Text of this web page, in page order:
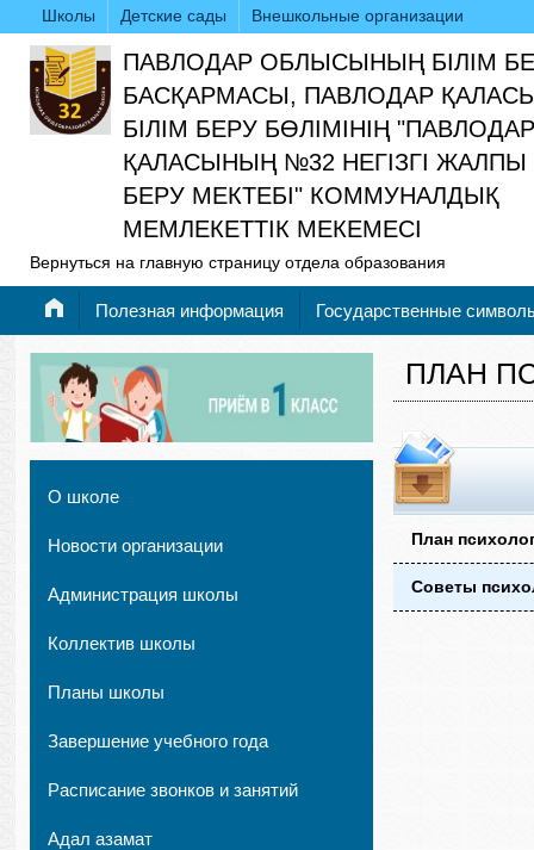
Школы Детские сады Внешкольные организации
ПАВЛОДАР ОБЛЫСЫНЫҢ БІЛІМ
БАСҚАРМАСЫ, ПАВЛОДАР
БІЛІМ БЕРУ БӨЛІМІНІҢ "ПАВЛОДАР
ҚАЛАСЫНЫҢ №32 НЕГІЗГІ ЖАЛПЫ
БЕРУ МЕКТЕБІ" КОММУНАЛДЫҚ
МЕМЛЕКЕТТІК МЕКЕМЕСІ
Вернуться на главную страницу отдела образования
Полезная информация Государственные
О школе
Новости организации
Администрация школы
Коллектив школы
Планы школы
Завершение учебного года
Расписание звонков и занятий
Адал азамат
ПЛАН
План
Советы